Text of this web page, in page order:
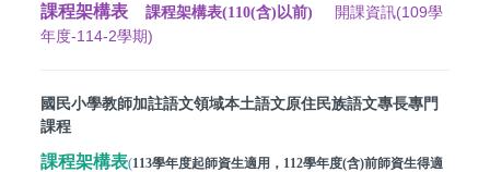
課程架構表 課程架構表(110(含)以前)
開課資訊(109學
年度-114-2學期)
國民小學教師加註語文領域本土語文原住民族語文專長專門
課程
課程架構表(113學年度起師資生適用，112學年度(含)前師資生得適